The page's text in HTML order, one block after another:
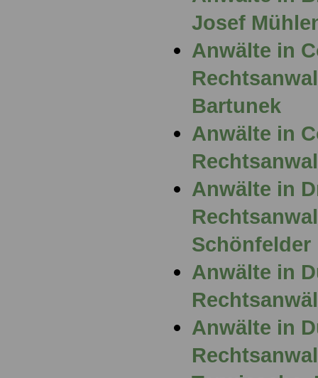
Josef
Anwälte in
Bartunek
Anwälte in
Anwälte in
Schönfelder
Anwälte in
Anwälte in